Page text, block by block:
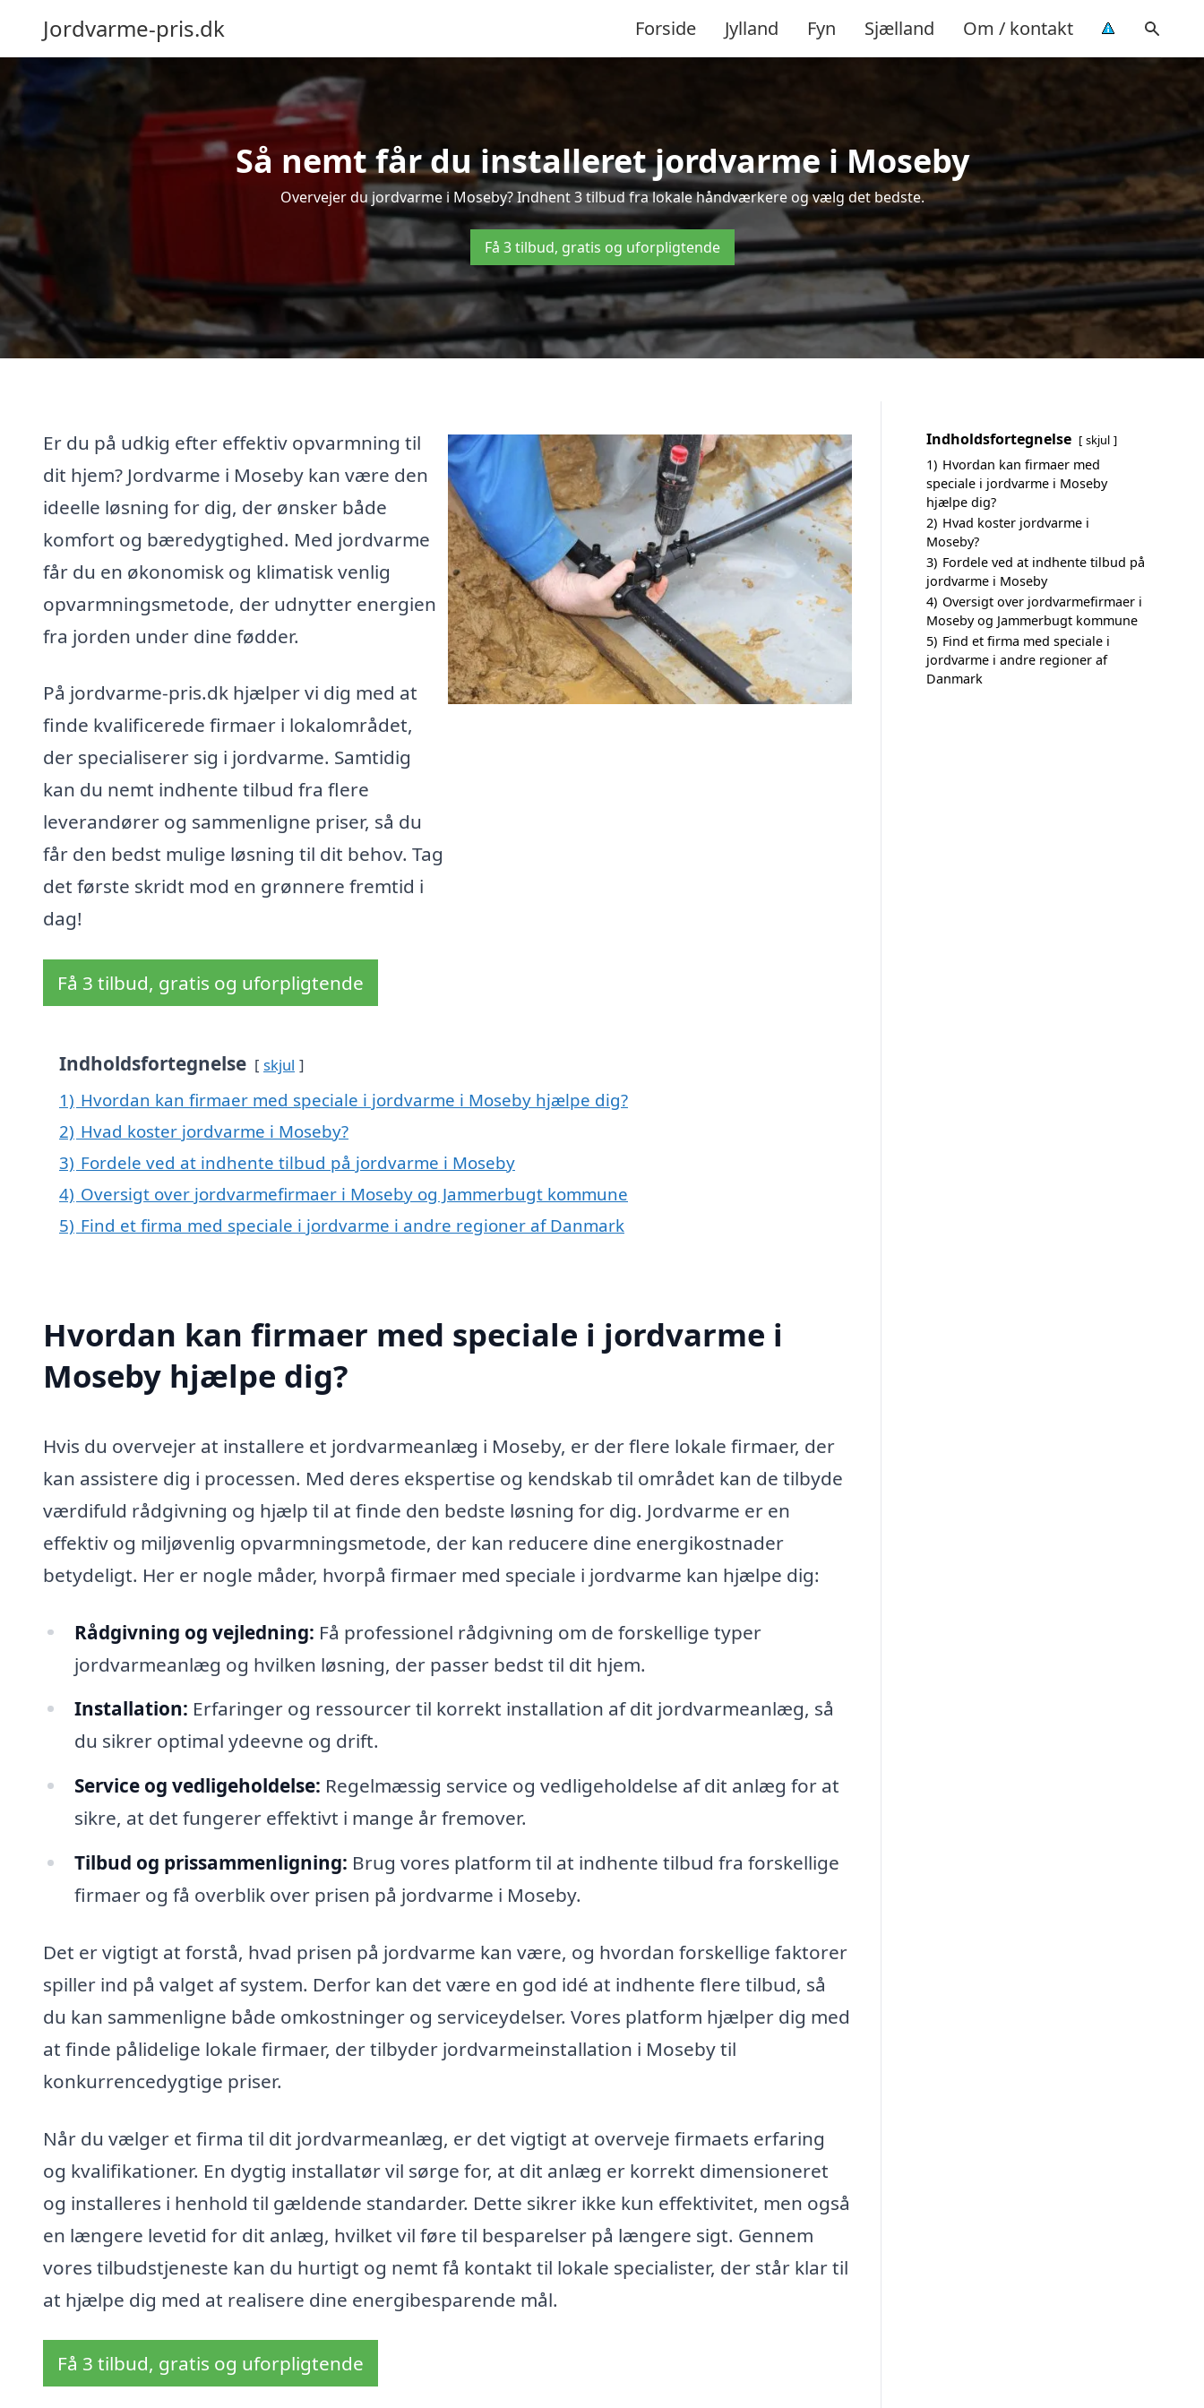
Jordvarme-pris.dk Forside Jylland Fyn Sjælland Om / kontakt
Så nemt får du installeret jordvarme i Moseby
Overvejer du jordvarme i Moseby? Indhent 3 tilbud fra lokale håndværkere og vælg det bedste.
Få 3 tilbud, gratis og uforpligtende
Er du på udkig efter effektiv opvarmning til
dit hjem? Jordvarme i Moseby kan være den
ideelle løsning for dig, der ønsker både
komfort og bæredygtighed. Med jordvarme
får du en økonomisk og klimatisk venlig
opvarmningsmetode, der udnytter energien
fra jorden under dine fødder.
På jordvarme-pris.dk hjælper vi dig med at
finde kvalificerede firmaer i lokalområdet,
der specialiserer sig i jordvarme. Samtidig
kan du nemt indhente tilbud fra flere
leverandører og sammenligne priser, så du
får den bedst mulige løsning til dit behov. Tag
det første skridt mod en grønnere fremtid i
dag!
Få 3 tilbud, gratis og uforpligtende
Indholdsfortegnelse skjul
1) Hvordan kan firmaer med speciale i jordvarme i Moseby hjælpe dig?
2) Hvad koster jordvarme i Moseby?
3) Fordele ved at indhente tilbud på jordvarme i Moseby
4) Oversigt over jordvarmefirmaer i Moseby og Jammerbugt kommune
5) Find et firma med speciale i jordvarme i andre regioner af Danmark
Hvordan kan firmaer med speciale i jordvarme i
Moseby hjælpe dig?
Hvis du overvejer at installere et jordvarmeanlæg i Moseby, er der flere lokale firmaer, der
kan assistere dig i processen. Med deres ekspertise og kendskab til området kan de tilbyde
værdifuld rådgivning og hjælp til at finde den bedste løsning for dig. Jordvarme er en
effektiv og miljøvenlig opvarmningsmetode, der kan reducere dine energikostnader
betydeligt. Her er nogle måder, hvorpå firmaer med speciale i jordvarme kan hjælpe dig:
Rådgivning og vejledning: Få professionel rådgivning om de forskellige typer
jordvarmeanlæg og hvilken løsning, der passer bedst til dit hjem.
Installation: Erfaringer og ressourcer til korrekt installation af dit jordvarmeanlæg, så
du sikrer optimal ydeevne og drift.
Service og vedligeholdelse: Regelmæssig service og vedligeholdelse af dit anlæg for at
sikre, at det fungerer effektivt i mange år fremover.
Tilbud og prissammenligning: Brug vores platform til at indhente tilbud fra forskellige
firmaer og få overblik over prisen på jordvarme i Moseby.
Det er vigtigt at forstå, hvad prisen på jordvarme kan være, og hvordan forskellige faktorer
spiller ind på valget af system. Derfor kan det være en god idé at indhente flere tilbud, så
du kan sammenligne både omkostninger og serviceydelser. Vores platform hjælper dig med
at finde pålidelige lokale firmaer, der tilbyder jordvarmeinstallation i Moseby til
konkurrencedygtige priser.
Når du vælger et firma til dit jordvarmeanlæg, er det vigtigt at overveje firmaets erfaring
og kvalifikationer. En dygtig installatør vil sørge for, at dit anlæg er korrekt dimensioneret
og installeres i henhold til gældende standarder. Dette sikrer ikke kun effektivitet, men også
en længere levetid for dit anlæg, hvilket vil føre til besparelser på længere sigt. Gennem
vores tilbudstjeneste kan du hurtigt og nemt få kontakt til lokale specialister, der står klar til
at hjælpe dig med at realisere dine energibesparende mål.
Få 3 tilbud, gratis og uforpligtende
Indholdsfortegnelse skjul
1) Hvordan kan firmaer med
speciale i jordvarme i Moseby
hjælpe dig?
2) Hvad koster jordvarme i
Moseby?
3) Fordele ved at indhente tilbud på
jordvarme i Moseby
4) Oversigt over jordvarmefirmaer i
Moseby og Jammerbugt kommune
5) Find et firma med speciale i
jordvarme i andre regioner af
Danmark